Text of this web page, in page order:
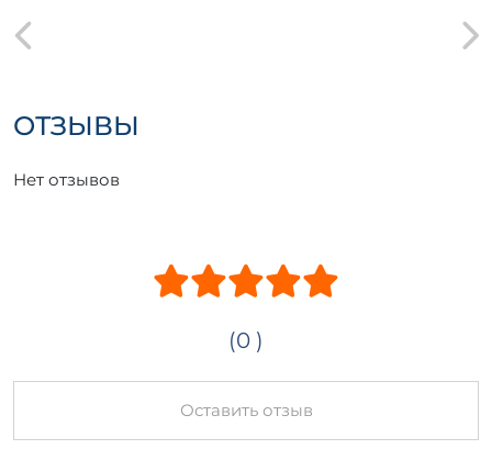
ОТЗЫВЫ
Нет отзывов
(0 )
Оставить отзыв